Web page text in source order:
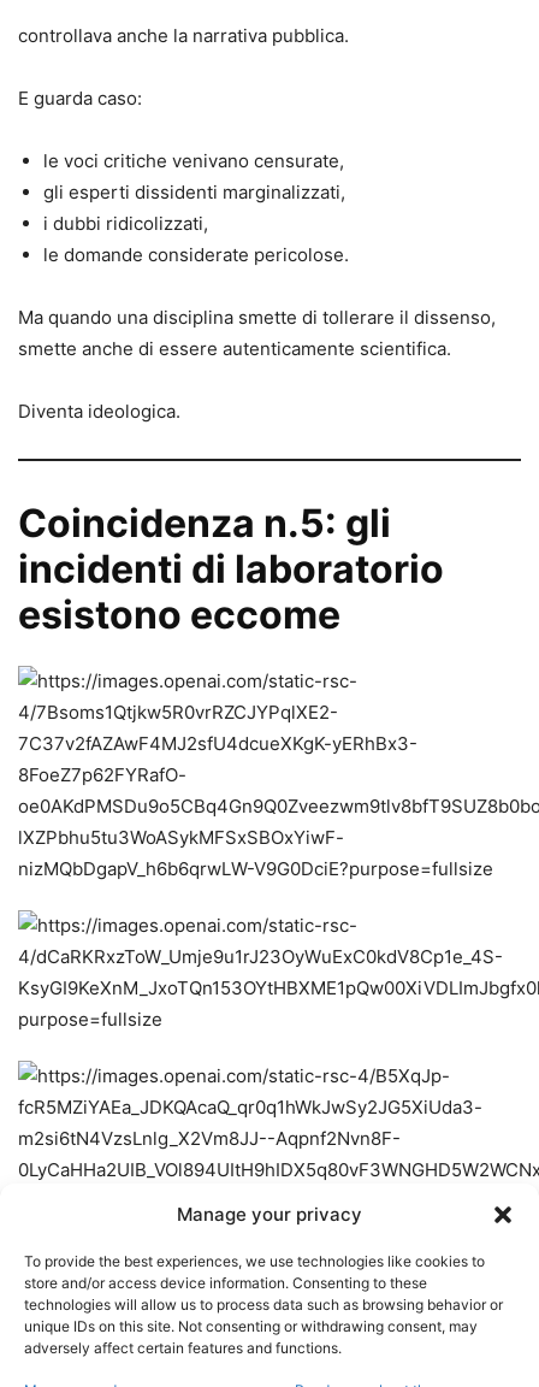
Manage your privacy
To provide the best experiences, we use technologies like cookies to
store and/or access device information. Consenting to these
technologies will allow us to process data such as browsing behavior or
unique IDs on this site. Not consenting or withdrawing consent, may
adversely affect certain features and functions.
controllava anche la narrativa pubblica.
E guarda caso:
le voci critiche venivano censurate,
gli esperti dissidenti marginalizzati,
i dubbi ridicolizzati,
le domande considerate pericolose.
Ma quando una disciplina smette di tollerare il dissenso,
smette anche di essere autenticamente scientifica.
Diventa ideologica.
Coincidenza n.5: gli
incidenti di laboratorio
esistono eccome
Un’altra narrativa crollata negli ultimi anni è quella secondo
cui i laboratori ad alta sicurezza sarebbero praticamente
infallibili.